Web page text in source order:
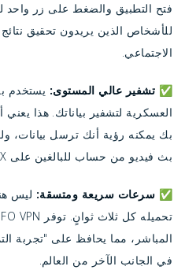
فتح التطبيق والضغط على زر واحد
للأشخاص الذين يريدون تحقيق
الاجتماعي.
✅ تشفير عالي المستوى: يستخدم
العسكرية لتشفير بياناتك. هذا
بك يمكنه رؤية أنك ترسل بيانات،
بث فيديو من حساب للبالغين على X.
✅ سرعات سريعة ومتسقة: ليس
المباشر، مما يحافظ على "تجربة
في الجانب الآخر من العالم.